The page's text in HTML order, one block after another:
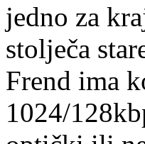
jedno za
stolječa
Frend ima
1024/